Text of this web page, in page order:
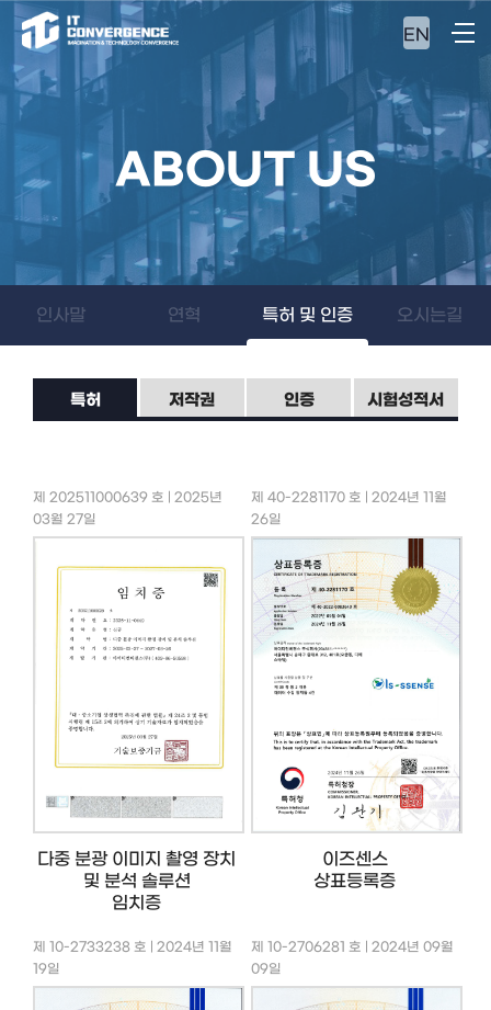
EN
ABOUT US
인사말 연혁 특허 및 인증 오시는길
특허 저작권 인증 시험성적서
제 202511000639 호 | 2025년
03월 27일
다중 분광 이미지 촬영 장치
및 분석 솔루션
임치증
제 40-2281170 호 | 2024년 11월
26일
이즈센스
상표등록증
제 10-2733238 호 | 2024년 11월
19일
제 10-2706281 호 | 2024년 09월
09일